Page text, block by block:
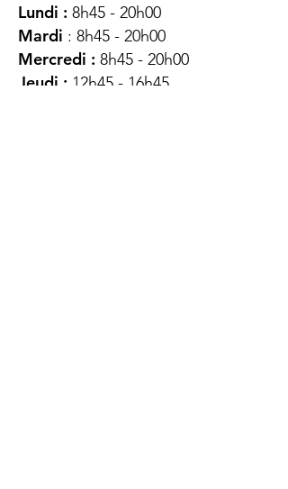
Lundi : 8h45 - 20h00
Mardi : 8h45 - 20h00
Mercredi : 8h45 - 20h00
Jeudi : 12h45 - 16h45